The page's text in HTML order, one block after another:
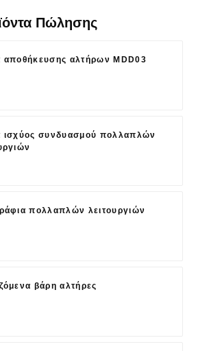
Πώλησης
αποθήκευσης αλτήρων MDD03
ισχύος συνδυασμού πολλαπλών
πολλαπλών λειτουργιών
βάρη αλτήρες